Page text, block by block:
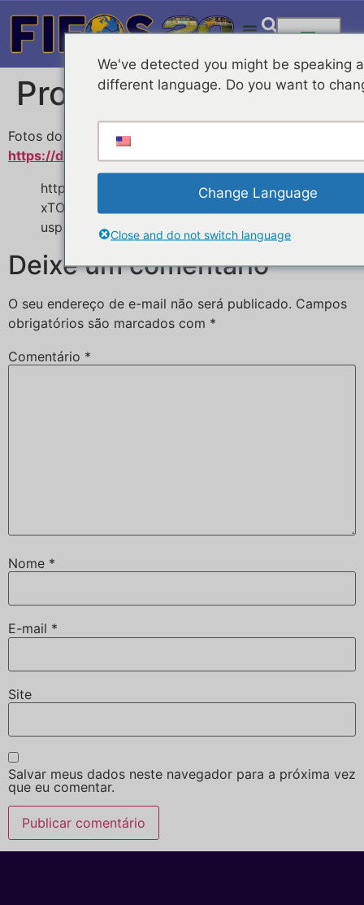
Projetos FIFOS 2022
Fotos do evento
https://drive.google.com/drive/folders/
https://drive.google.com/drive/folders/14RLTe
xTOLKpK_6XJeCdwymbDTunqHSCW?
usp=share_link
Deixe um comentário
O seu endereço de e-mail não será publicado. Campos
obrigatórios são marcados com *
Comentário *
Nome *
E-mail *
Site
Salvar meus dados neste navegador para a próxima vez
que eu comentar.
We've detected you might be speaking a
different language. Do you want to
Change Language
Close and do not switch language